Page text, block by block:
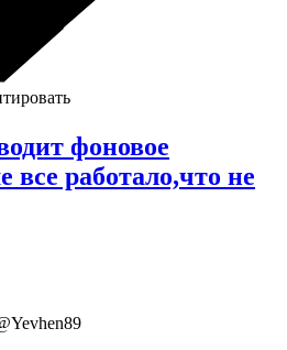
фоновое
все работало,что не